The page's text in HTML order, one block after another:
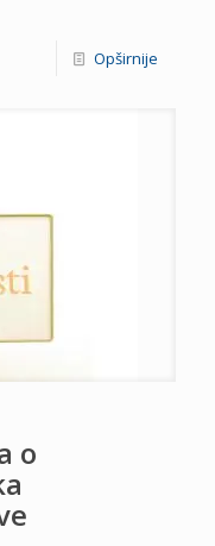
Opširnije
o